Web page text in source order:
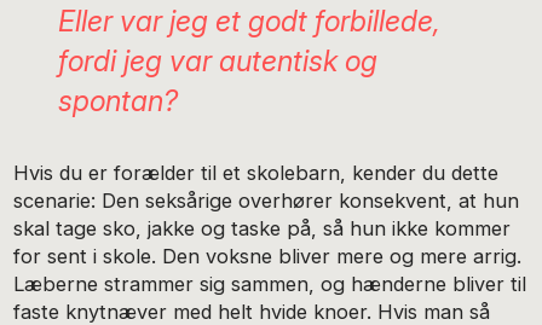
Eller var jeg et godt forbillede,
fordi jeg var autentisk og
spontan?
Hvis du er forælder til et skolebarn, kender du dette
scenarie: Den seksårige overhører konsekvent, at hun
skal tage sko, jakke og taske på, så hun ikke kommer
for sent i skole. Den voksne bliver mere og mere arrig.
Læberne strammer sig sammen, og hænderne bliver til
faste knytnæver med helt hvide knoer. Hvis man så